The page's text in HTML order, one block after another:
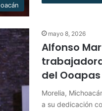
mayo 8, 2026
Alfonso
del Ooapas
Morelia,
a su dedicación